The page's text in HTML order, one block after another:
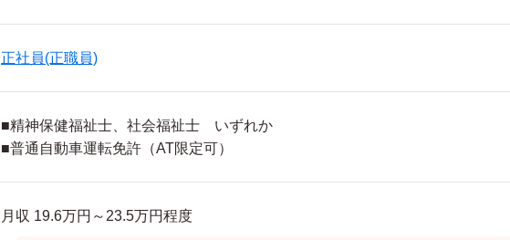
正社員(正職員)
■精神保健福祉士、社会福祉士 いずれか
■普通自動車運転免許（AT限定可）
月収 19.6万円～23.5万円程度